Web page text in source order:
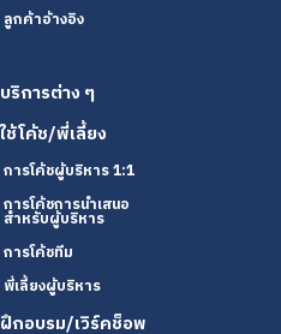
ลูกค้าอ้างอิง
บริการต่าง ๆ
ใช้โค้ช/พี่เลี้ยง
การโค้ชผู้บริหาร 1:1
การโค้ชการนำเสนอ
สำหรับผู้บริหาร
การโค้ชทีม
พี่เลี้ยงผู้บริหาร
ฝึกอบรม/เวิร์คช็อพ